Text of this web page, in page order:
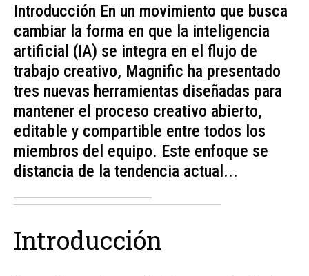
Introducción En un movimiento que busca
cambiar la forma en que la inteligencia
artificial (IA) se integra en el flujo de
trabajo creativo, Magnific ha presentado
tres nuevas herramientas diseñadas para
mantener el proceso creativo abierto,
editable y compartible entre todos los
miembros del equipo. Este enfoque se
distancia de la tendencia actual...
Introducción